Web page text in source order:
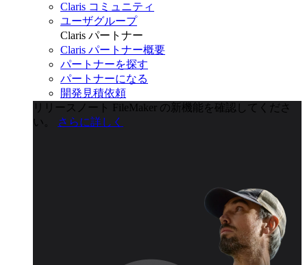
Claris コミュニティ
ユーザグループ
Claris パートナー
Claris パートナー概要
パートナーを探す
パートナーになる
開発見積依頼
リリースノート
FileMaker の新機能を確認してくださ
い。
さらに詳しく